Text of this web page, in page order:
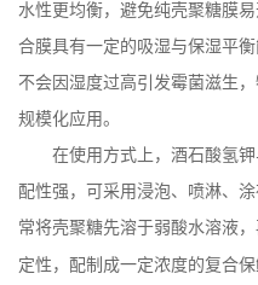
水性更均衡，避免纯壳聚糖膜
合膜具有一定的吸湿与保湿平
不会因湿度过高引发霉菌滋生
规模化应用。
在使用方式上，酒石酸氢
配性强，可采用浸泡、喷淋、
常将壳聚糖先溶于弱酸水溶液
定性，配制成一定浓度的复合